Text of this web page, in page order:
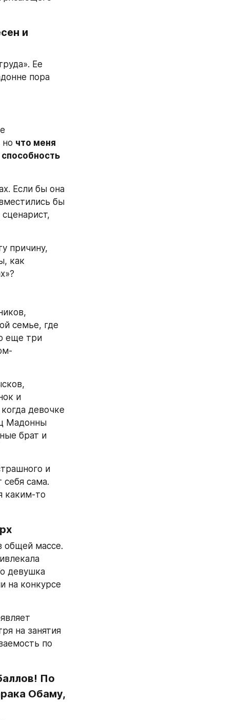
и
Ее
пора
но что меня
Если бы она
бы
причину,
как
семье, где
еще три
и
девочке
Мадонны
брат и
и
себя сама.
каким-то
общей массе.
девушка
на конкурсе
на занятия
по
По
Обаму,